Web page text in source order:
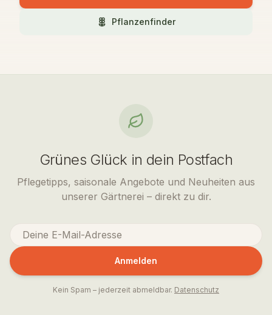
Pflanzenfinder
Grünes Glück in dein Postfach
Pflegetipps, saisonale Angebote und Neuheiten aus
unserer Gärtnerei – direkt zu dir.
Anmelden
Kein Spam – jederzeit abmeldbar. Datenschutz